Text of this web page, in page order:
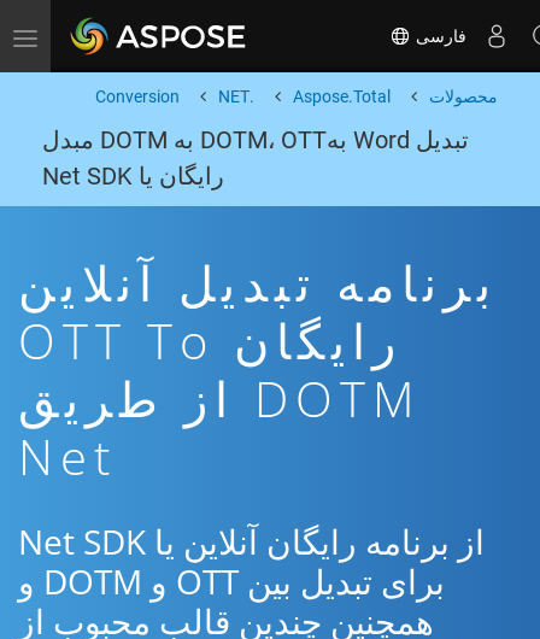
Toggle navigation فارسی
محصولات Aspose.Total
.NET
Conversion
تبدیل Word بهDOTM، OTT به DOTM مبدل
رایگان یا Net SDK
برنامه تبدیل آنلاین
رایگان OTT To
DOTM از طریق
Net
از برنامه رایگان آنلاین یا Net SDK
برای تبدیل بین OTT و DOTM و
همچنین چندین قالب محبوب از